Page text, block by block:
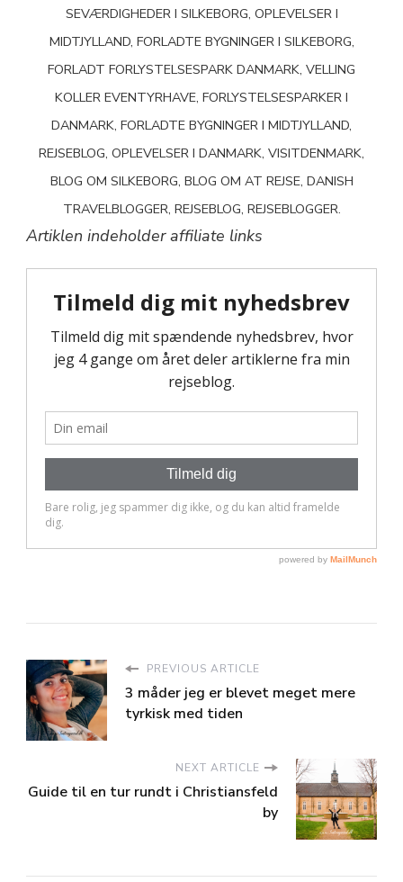
SEVÆRDIGHEDER I SILKEBORG, OPLEVELSER I
MIDTJYLLAND, FORLADTE BYGNINGER I SILKEBORG,
FORLADT FORLYSTELSESPARK DANMARK, VELLING
KOLLER EVENTYRHAVE, FORLYSTELSESPARKER I
DANMARK, FORLADTE BYGNINGER I MIDTJYLLAND,
REJSEBLOG, OPLEVELSER I DANMARK, VISITDENMARK,
BLOG OM SILKEBORG, BLOG OM AT REJSE, DANISH
TRAVELBLOGGER, REJSEBLOG, REJSEBLOGGER.
Artiklen indeholder affiliate links
PREVIOUS ARTICLE
3 måder jeg er blevet meget mere
tyrkisk med tiden
NEXT ARTICLE
Guide til en tur rundt i Christiansfeld
by